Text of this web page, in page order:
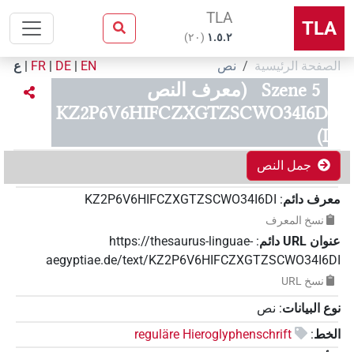
TLA
TLA
۱.٥.٢ (٢٠)
الصفحة الرئيسية نص EN
|
DE
|
FR
| ع
Szene 5
(معرف النص
KZ2P6V6HIFCZXGTZSCWO34I6D
I)
جمل النص
معرف دائم:
KZ2P6V6HIFCZXGTZSCWO34I6DI
نسخ المعرف
عنوان‏ ‏URL‏ دائم :
https://thesaurus-linguae-
aegyptiae.de/text/KZ2P6V6HIFCZXGTZSCWO34I6DI
نسخ‏ ‏URL
نوع البيانات: نص
الخط:
reguläre Hieroglyphenschrift